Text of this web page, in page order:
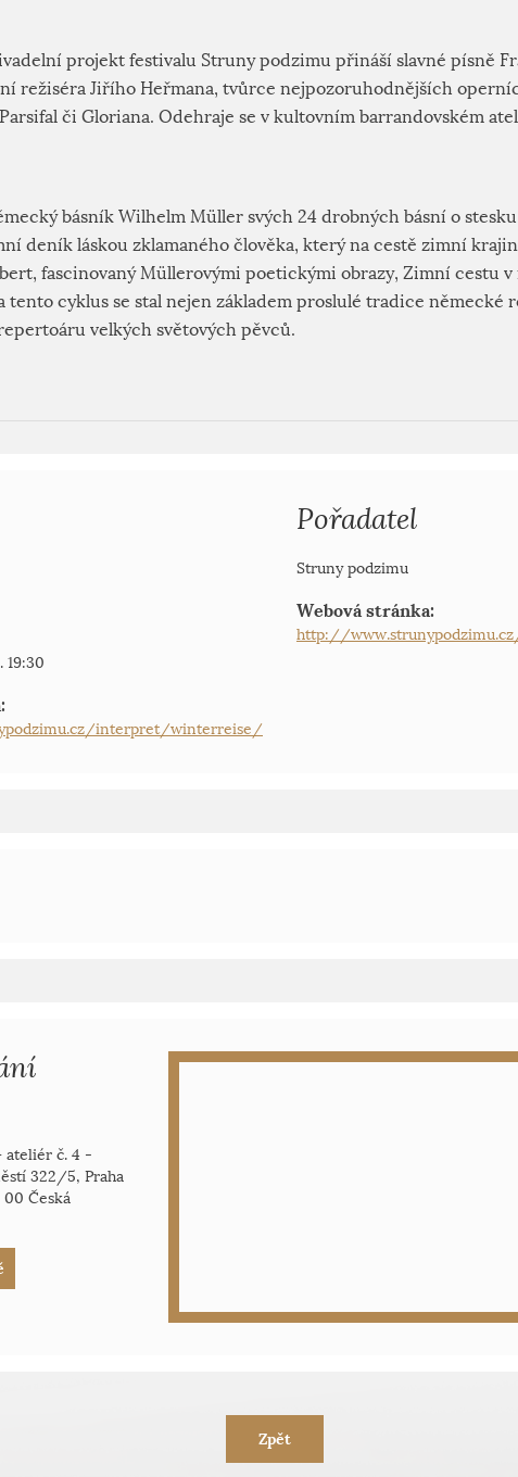
projekt festivalu Struny podzimu přináší slavné písně
režiséra Jiřího Heřmana, tvůrce nejpozoruhodnějších
či Gloriana. Odehraje se v kultovním barrandovském
básník Wilhelm Müller svých 24 drobných básní o
deník láskou zklamaného člověka, který na cestě zimní
fascinovaný Müllerovými poetickými obrazy, Zimní cestu v
tento cyklus se stal nejen základem proslulé tradice německé
velkých světových pěvců.
19:30
interpret/winterreise/
Pořadatel
Struny podzimu
Webová stránka:
http://
ateliér č. 4 -
322/5, Praha
00 Česká
Zpět